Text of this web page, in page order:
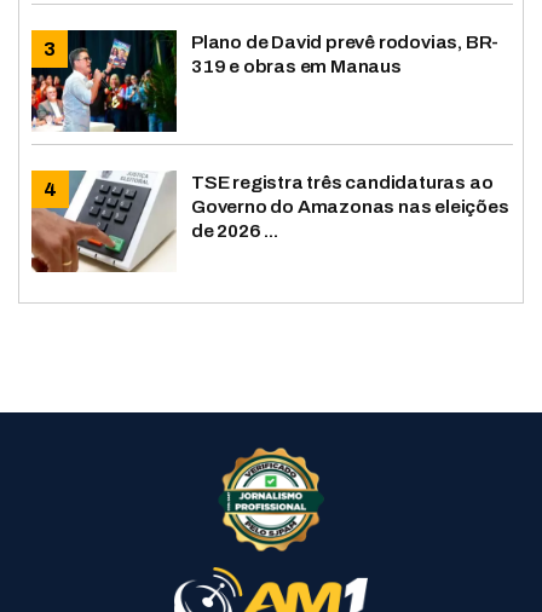
Plano de David prevê rodovias, BR-
319 e obras em Manaus
TSE registra três candidaturas ao
Governo do Amazonas nas eleições
de 2026 ...